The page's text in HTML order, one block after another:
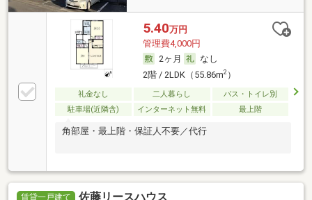
5.40万円
管理費4,000円
2ヶ月
なし
2階 / 2LDK（55.86m2）
礼金なし 二人暮らし
バス・トイレ別
駐車場(近隣含)
インターネット無料 最上階
角部屋・最上階・保証人不要／代行
賃貸一戸建て 佐藤リースハウス